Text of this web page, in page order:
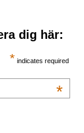
dig här:
* indicates required
*